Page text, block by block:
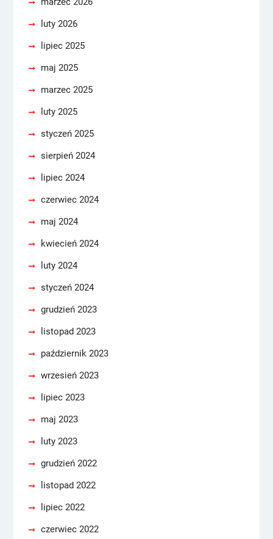
luty 2026
lipiec 2025
maj 2025
marzec 2025
luty 2025
styczeń 2025
sierpień 2024
lipiec 2024
czerwiec 2024
maj 2024
kwiecień 2024
luty 2024
styczeń 2024
grudzień 2023
listopad 2023
październik 2023
wrzesień 2023
lipiec 2023
maj 2023
luty 2023
grudzień 2022
listopad 2022
lipiec 2022
czerwiec 2022